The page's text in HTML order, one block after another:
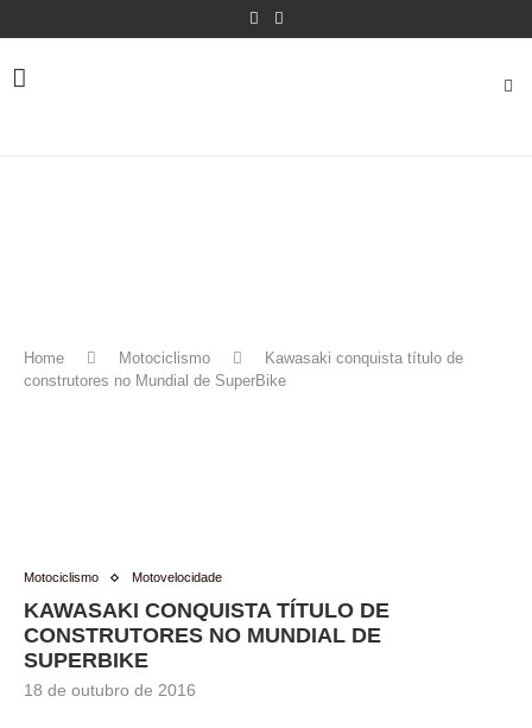
Home Motociclismo
Kawasaki conquista título de
construtores no Mundial de SuperBike
Motociclismo Motovelocidade
KAWASAKI CONQUISTA TÍTULO DE
CONSTRUTORES NO MUNDIAL DE
SUPERBIKE
18 de outubro de 2016